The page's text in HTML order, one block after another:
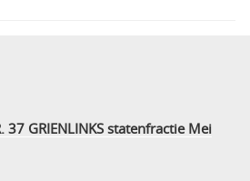
37 GRIENLINKS statenfractie Mei